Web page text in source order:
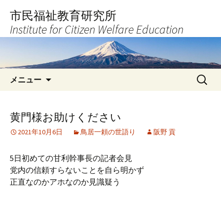
へ
キ
市民福祉教育研究所
Institute for Citizen Welfare Education
メニュー
検
索:
黄門様お助けください
2021年10月6日 鳥居一頼の世語り 阪野 貢
5日初めての甘利幹事長の記者会見
党内の信頼すらないことを自ら明かず
正直なのかアホなのか見識疑う